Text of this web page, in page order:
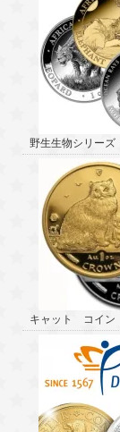
野生生物シリーズ
キャット コイン